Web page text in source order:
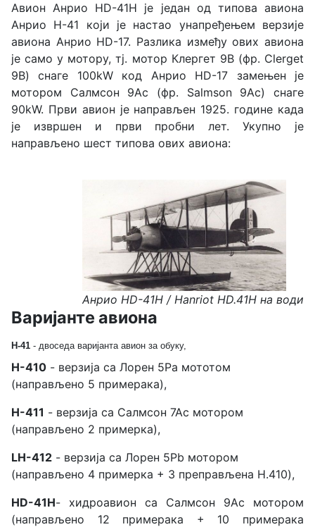
Авион Анрио HD-41H је један од типова авиона
Анрио H-41 који је настао унапређењем верзије
авиона Анрио HD-17. Разлика између ових авиона
је само у мотору, тј. мотор Клергет 9В (фр. Clerget
9B) снаге 100kW код Анрио HD-17 замењен је
мотором Салмсон 9Ас (фр. Salmson 9Ас) снаге
90kW. Први авион је направљен 1925. године када
је извршен и први пробни лет. Укупно је
направљено шест типова ових авиона:
Анрио HD-41H / Hanriot HD.41H на води
Варијанте авиона
H-41 - двоседа варијанта авион за обуку,
H-410 - верзија са Лорен 5Ра мототом
(направљено 5 примерака),
H-411 - верзија са Салмсон 7Ас мотором
(направљено 2 примерка),
LH-412 - верзија са Лорен 5Pb мотором
(направљено 4 примерка + 3 преправљена H.410),
HD-41H- хидроавион са Салмсон 9Ас мотором
(направљено 12 примерака + 10 примерака